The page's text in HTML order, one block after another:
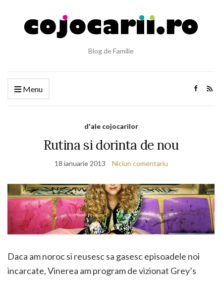
Blog de Familie
Menu
d'ale cojocarilor
Rutina si dorinta de nou
18 ianuarie 2013 Niciun comentariu
Daca am noroc si reusesc sa gasesc episoadele noi
incarcate, Vinerea am program de vizionat Grey’s